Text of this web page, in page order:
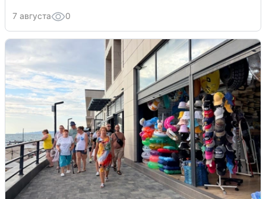
7 августа 0